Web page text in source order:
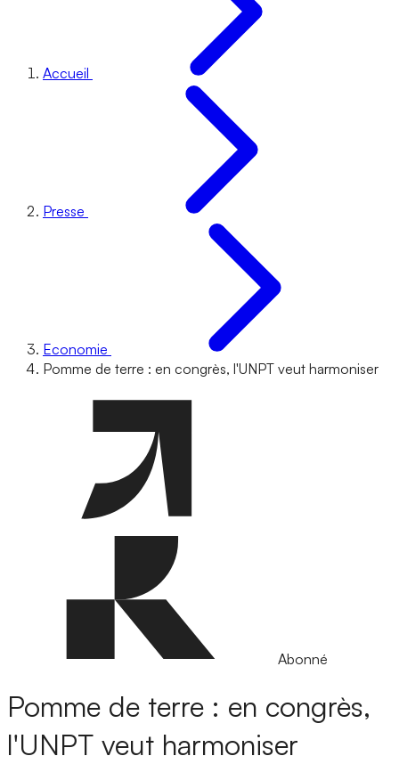
Accueil
Presse
Economie
Pomme de terre : en congrès, l'UNPT veut harmoniser
Abonné
Pomme de terre : en congrès,
l'UNPT veut harmoniser